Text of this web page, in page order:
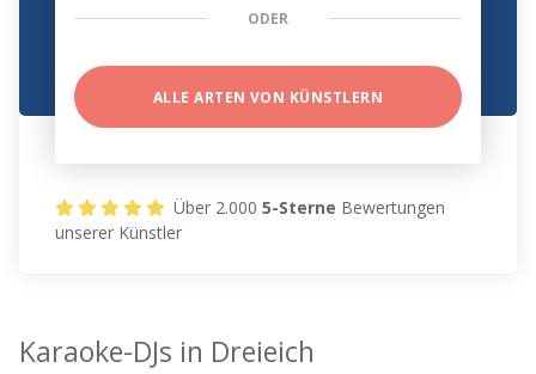
ODER
ALLE ARTEN VON KÜNSTLERN
Über 2.0005-Sterne Bewertungen
unserer Künstler
Karaoke-DJs in Dreieich